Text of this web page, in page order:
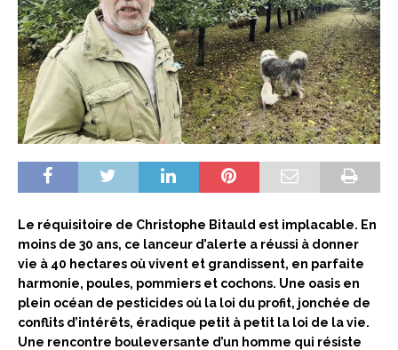
Le réquisitoire de Christophe Bitauld est implacable. En
moins de 30 ans, ce lanceur d’alerte a réussi à donner
vie à 40 hectares où vivent et grandissent, en parfaite
harmonie, poules, pommiers et cochons. Une oasis en
plein océan de pesticides où la loi du profit, jonchée de
conflits d’intérêts, éradique petit à petit la loi de la vie.
Une rencontre bouleversante d’un homme qui résiste